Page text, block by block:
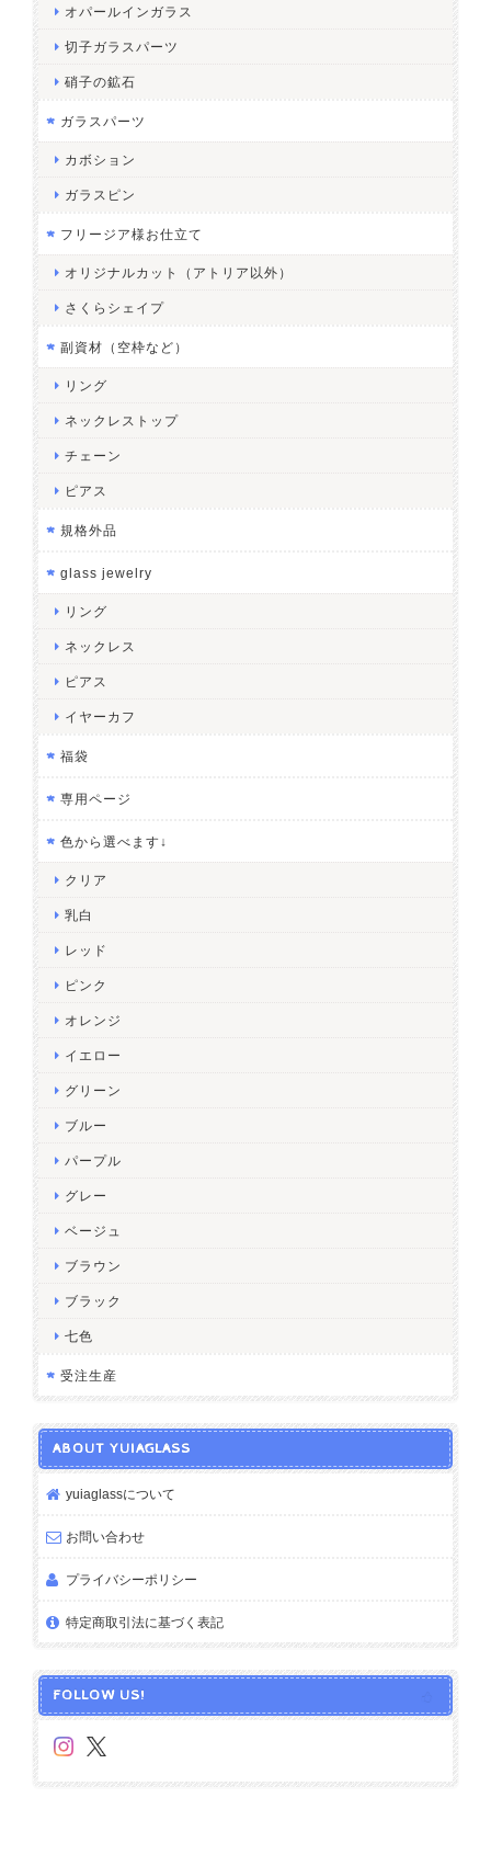
オパールインガラス
切子ガラスパーツ
硝子の鉱石
ガラスパーツ
カボション
ガラスピン
フリージア様お仕立て
オリジナルカット（アトリア以外）
さくらシェイプ
副資材（空枠など）
リング
ネックレストップ
チェーン
ピアス
規格外品
glass jewelry
リング
ネックレス
ピアス
イヤーカフ
福袋
専用ページ
色から選べます↓
クリア
乳白
レッド
ピンク
オレンジ
イエロー
グリーン
ブルー
パープル
グレー
ベージュ
ブラウン
ブラック
七色
受注生産
ABOUT YUIAGLASS
yuiaglassについて
お問い合わせ
プライバシーポリシー
特定商取引法に基づく表記
FOLLOW US!